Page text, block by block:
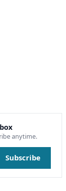
anytime.
Subscribe